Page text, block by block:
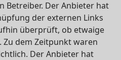
Betreiber. Der Anbieter hat
der externen Links
überprüft, ob etwaige
Zu dem Zeitpunkt waren
Der Anbieter hat